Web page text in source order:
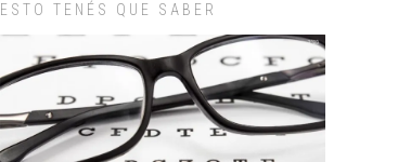
ESTO TENÉS QUE SABER